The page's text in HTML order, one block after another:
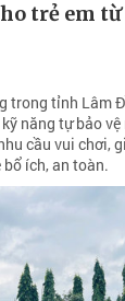
trẻ em
trong tỉnh Lâm
năng tự bảo
cầu vui chơi,
ích, an toàn.